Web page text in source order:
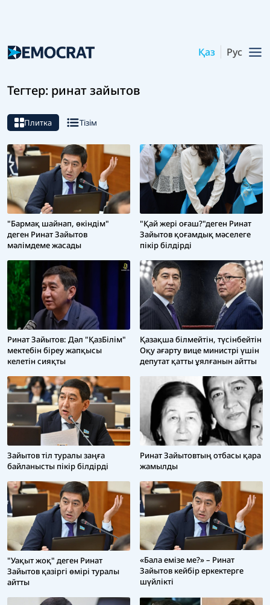
Қаз Рус
Тегтер: ринат зайытов
Плитка Тізім
"Бармақ шайнап, өкіндім"
деген Ринат Зайытов
мәлімдеме жасады
"Қай жері оғаш?"деген Ринат
Зайытов қоғамдық мәселеге
пікір білдірді
Ринат Зайытов: Дәл "ҚазБілім"
мектебін біреу жапқысы
келетін сияқты
Қазақша білмейтін, түсінбейтін
Оқу ағарту вице министрі үшін
депутат қатты ұялғанын айтты
Зайытов тіл туралы заңға
байланысты пікір білдірді
Ринат Зайытовтың отбасы қара
жамылды
"Уақыт жоқ" деген Ринат
Зайытов қазіргі өмірі туралы
айтты
«Бала емізе ме?» – Ринат
Зайытов кейбір еркектерге
шүйлікті